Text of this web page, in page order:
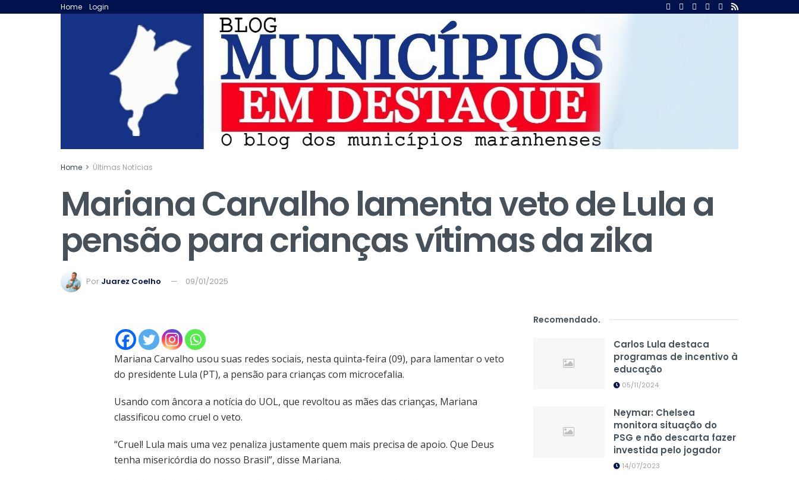
Home Login
Home Últimas Notícias
Mariana Carvalho lamenta veto de Lula a
pensão para crianças vítimas da zika
Por Juarez Coelho 09/01/2025
Mariana Carvalho usou suas redes sociais, nesta quinta-feira (09), para lamentar o veto
do presidente Lula (PT), a pensão para crianças com microcefalia.
Usando com âncora a notícia do UOL, que revoltou as mães das crianças, Mariana
classificou como cruel o veto.
“Cruel! Lula mais uma vez penaliza justamente quem mais precisa de apoio. Que Deus
tenha misericórdia do nosso Brasil”, disse Mariana.
Recomendado.
Carlos Lula destaca
programas de incentivo à
educação
05/11/2024
Neymar: Chelsea
monitora situação do
PSG e não descarta fazer
investida pelo jogador
14/07/2023